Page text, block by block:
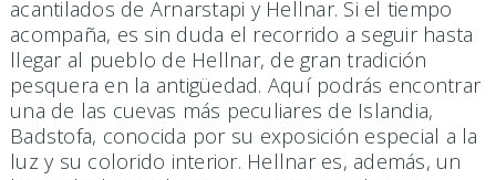
acantilados de Arnarstapi y Hellnar. Si el tiempo
acompaña, es sin duda el recorrido a seguir hasta
llegar al pueblo de Hellnar, de gran tradición
pesquera en la antigüedad. Aquí podrás encontrar
una de las cuevas más peculiares de Islandia,
Badstofa, conocida por su exposición especial a la
luz y su colorido interior. Hellnar es, además, un